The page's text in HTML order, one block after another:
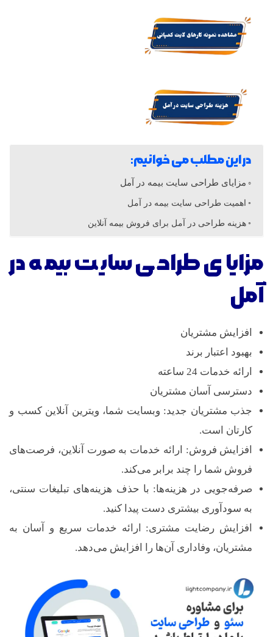
ی
ت
م
ه
د
ر
آ
م
ل
در این مطلب می خوانیم:
مزایای طراحی سایت بیمه در آمل
اهمیت طراحی سایت بیمه در آمل
هزینه طراحی در آمل برای فروش بیمه آنلاین
مزایای طراحی سایت بیمه در
آمل
افزایش مشتریان
بهبود اعتبار برند
ارائه خدمات 24 ساعته
دسترسی آسان مشتریان
جذب مشتریان جدید: وبسایت شما، ویترین آنلاین کسب و
کارتان است.
افزایش فروش: ارائه خدمات به صورت آنلاین، فرصت‌های
فروش شما را چند برابر می‌کند.
صرفه‌جویی در هزینه‌ها: با حذف هزینه‌های تبلیغات سنتی،
به سودآوری بیشتری دست پیدا کنید.
افزایش رضایت مشتری: ارائه خدمات سریع و آسان به
مشتریان، وفاداری آن‌ها را افزایش می‌دهد.